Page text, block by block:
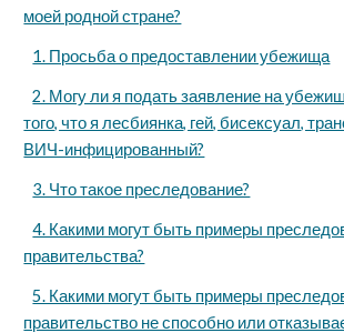
моей родной стране?
1. Просьба о предоставлении убежища
2. Могу ли я подать заявление на
того, что я лесбиянка, гей, бисексуал,
ВИЧ-инфицированный?
3. Что такое преследование?
4. Какими могут быть примеры
правительства?
5. Какими могут быть примеры
правительство не способно или